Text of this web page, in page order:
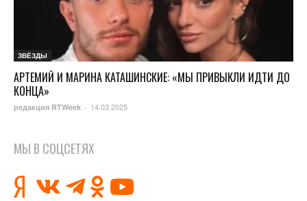
ЗВЁЗДЫ
АРТЕМИЙ И МАРИНА КАТАШИНСКИЕ: «МЫ ПРИВЫКЛИ ИДТИ ДО
КОНЦА»
редакция RTWeek - 14.03.2025
МЫ В СОЦСЕТЯХ